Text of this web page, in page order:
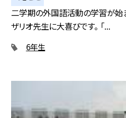
二学期の外国語活動の学習が始
ザリオ先生に大喜びです。 「...
6年生